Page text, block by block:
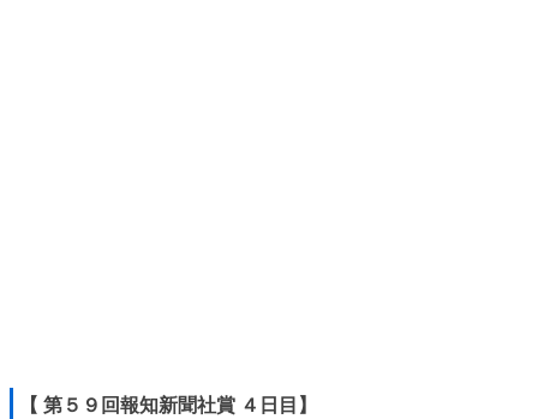
【 第５９回報知新聞社賞 ４日目】